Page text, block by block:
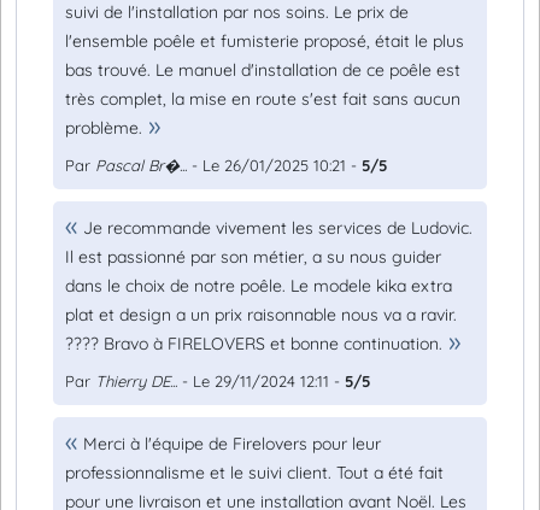
suivi de l'installation par nos soins. Le prix de
l'ensemble poêle et fumisterie proposé, était le plus
bas trouvé. Le manuel d'installation de ce poêle est
très complet, la mise en route s'est fait sans aucun
problème.
Par Pascal Br�... - Le 26/01/2025 10:21 - 5/5
Je recommande vivement les services de Ludovic.
Il est passionné par son métier, a su nous guider
dans le choix de notre poêle. Le modele kika extra
plat et design a un prix raisonnable nous va a ravir.
???? Bravo à FIRELOVERS et bonne continuation.
Par Thierry DE... - Le 29/11/2024 12:11 - 5/5
Merci à l'équipe de Firelovers pour leur
professionnalisme et le suivi client. Tout a été fait
pour une livraison et une installation avant Noël. Les